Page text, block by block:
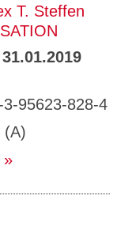
T. Steffen
31.01.2019
95623-828-4
(A)